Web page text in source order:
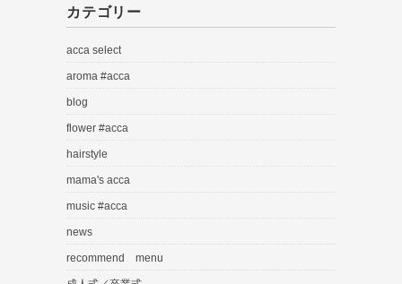
カテゴリー
acca select
aroma #acca
blog
flower #acca
hairstyle
mama's acca
music #acca
news
recommend menu